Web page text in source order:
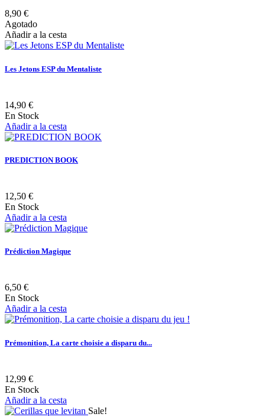
8,90 €
Agotado
Añadir a la cesta
Les Jetons ESP du Mentaliste
14,90 €
En Stock
Añadir a la cesta
PREDICTION BOOK
12,50 €
En Stock
Añadir a la cesta
Prédiction Magique
6,50 €
En Stock
Añadir a la cesta
Prémonition, La carte choisie a disparu du...
12,99 €
En Stock
Añadir a la cesta
Sale!